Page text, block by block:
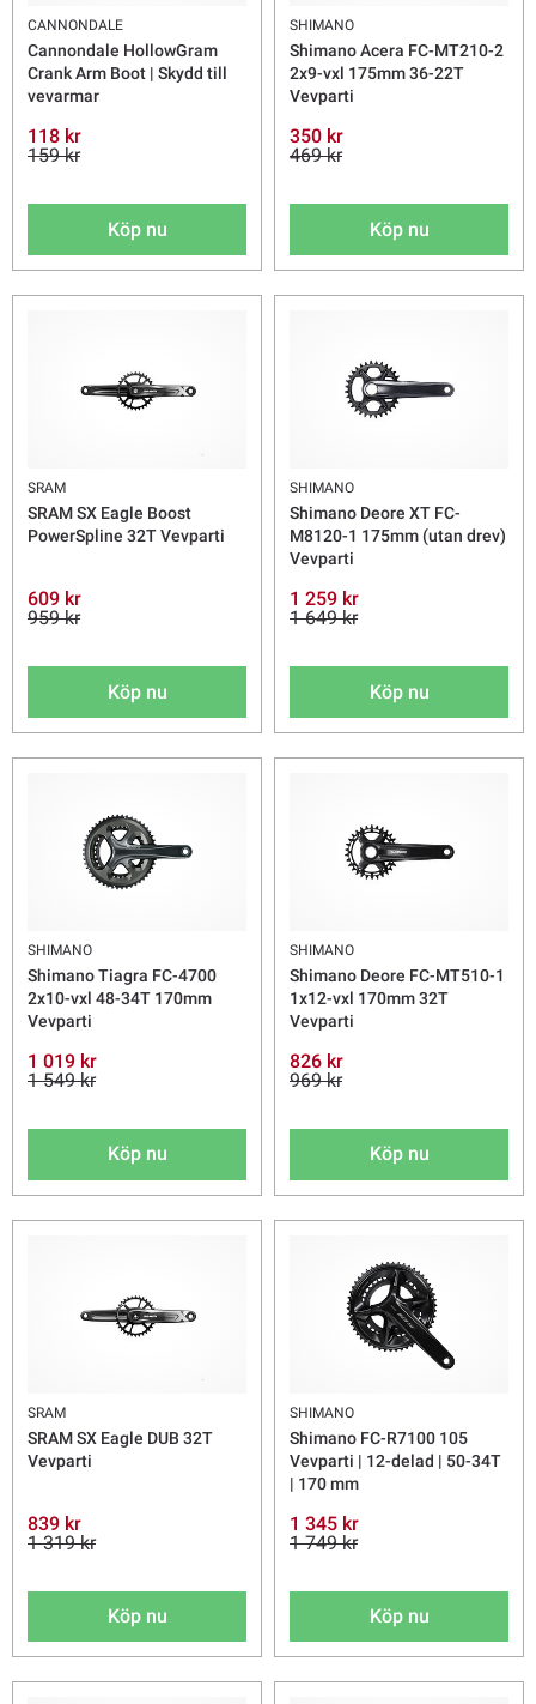
CANNONDALE
Cannondale HollowGram
Crank Arm Boot | Skydd till
vevarmar
118 kr
159 kr
Köp nu
SHIMANO
Shimano Acera FC-MT210-2
2x9-vxl 175mm 36-22T
Vevparti
350 kr
469 kr
Köp nu
SRAM
SRAM SX Eagle Boost
PowerSpline 32T Vevparti
609 kr
959 kr
Köp nu
SHIMANO
Shimano Deore XT FC-
M8120-1 175mm (utan drev)
Vevparti
1 259 kr
1 649 kr
Köp nu
SHIMANO
Shimano Tiagra FC-4700
2x10-vxl 48-34T 170mm
Vevparti
1 019 kr
1 549 kr
Köp nu
SHIMANO
Shimano Deore FC-MT510-1
1x12-vxl 170mm 32T
Vevparti
826 kr
969 kr
Köp nu
SRAM
SRAM SX Eagle DUB 32T
Vevparti
839 kr
1 319 kr
Köp nu
SHIMANO
Shimano FC-R7100 105
Vevparti | 12-delad | 50-34T
| 170 mm
1 345 kr
1 749 kr
Köp nu